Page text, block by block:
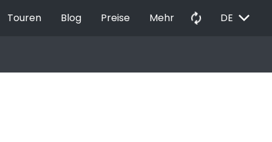
Touren Blog Preise Mehr autorenew DE EXPAND_MORE